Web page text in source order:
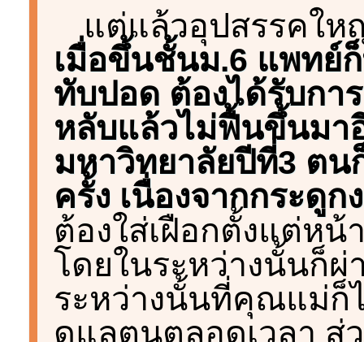
แต่แล้วอุปสรรคใ
เมื่อขึ้นชั้นม.6 แพทย์
ทับปอด ต้องได้รับกา
หลับแล้วไม่ฟื้นขึ้นมา
มหาวิทยาลัยปีที่3 ตน
ครั้ง เนื่องจากกระดูก
ต้องใส่เฝือกตั้งแต่หน้
โดยในระหว่างนั้นก็ผ่
ระหว่างนั้นที่คุณแม่ก็
ดูแลตนตลอดเวลา ส่